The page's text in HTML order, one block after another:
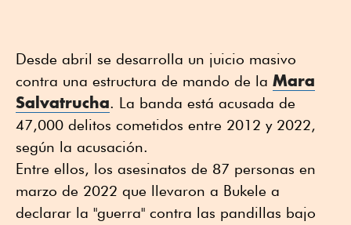
Desde abril se desarrolla un juicio masivo
contra una estructura de mando de la Mara
Salvatrucha. La banda está acusada de
47,000 delitos cometidos entre 2012 y 2022,
según la acusación.
Entre ellos, los asesinatos de 87 personas en
marzo de 2022 que llevaron a Bukele a
declarar la "guerra" contra las pandillas bajo